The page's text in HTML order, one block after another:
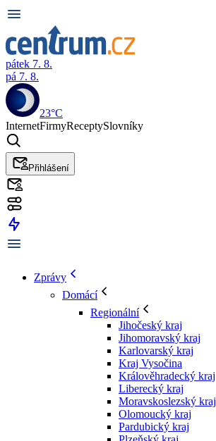
pátek 7. 8.
pá 7. 8.
23°C
InternetFirmyReceptySlovníky
Přihlášení
Zprávy
Domácí
Regionální
Jihočeský kraj
Jihomoravský kraj
Karlovarský kraj
Kraj Vysočina
Králověhradecký kraj
Liberecký kraj
Moravskoslezský kraj
Olomoucký kraj
Pardubický kraj